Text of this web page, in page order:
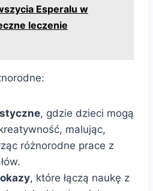
Esperalu w
leczenie
, gdzie dzieci mogą
malując,
różnorodne prace z
, które łączą naukę z